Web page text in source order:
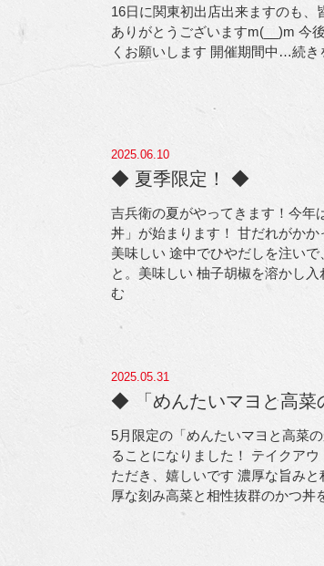
16日に関東初出店出来ますのも、
ありがとうございますm(__)m 今
くお願いします 開催期間中 …続き
2025.06.10
◆ 夏季限定！ ◆
吉兵衛の夏がやってきます！今年
丼」が始まります！ 甘だれがかか
美味しい 途中でひやだしを注い
と。美味しい 柚子胡椒を溶かし入
む
2025.05.31
◆ 「めんたいマヨと高
5月限定の「めんたいマヨと高菜
ることになりました！ テイクア
ただき、嬉しいです 濃厚な旨みと
厚な刻み高菜と相性抜群のかつ丼